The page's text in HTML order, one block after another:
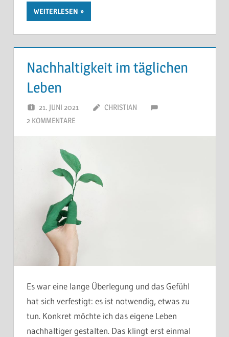
WEITERLESEN
Nachhaltigkeit im täglichen
Leben
21. JUNI 2021
CHRISTIAN
2 KOMMENTARE
Es war eine lange Überlegung und das Gefühl
hat sich verfestigt: es ist notwendig, etwas zu
tun. Konkret möchte ich das eigene Leben
nachhaltiger gestalten. Das klingt erst einmal